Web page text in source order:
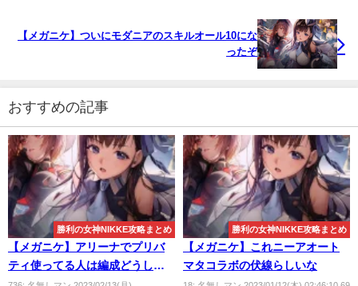
【メガニケ】ついにモダニアのスキルオール10にな
ったぞ
おすすめの記事
勝利の女神NIKKE攻略まとめ
【メガニケ】アリーナでプリバ
ティ使ってる人は編成どうして
勝利の女神NIKKE攻略まとめ
【メガニケ】これニーアオート
マタコラボの伏線らしいな